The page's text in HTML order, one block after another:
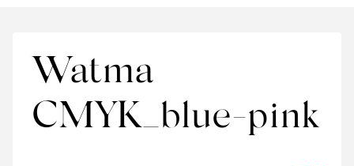
Watma
CMYK_blue-pink